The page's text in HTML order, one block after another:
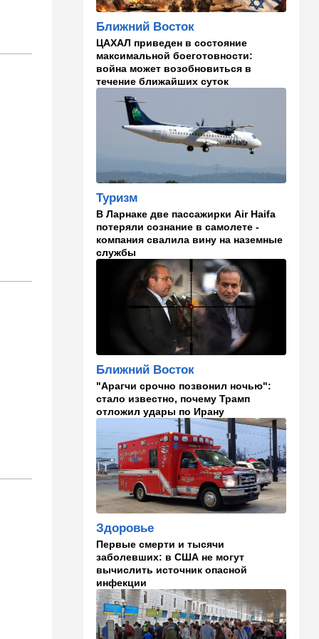
палестинскими строят
"новую модель ООН"
14:55 Израиль
В Израиле опасаются атак
дронов изнутри страны
В мире
WSJ: загнанный в угол Путин
может испытать НАТО на
14:10 В мире
Заложники Сеуты: почему
марокканские подростки не
могут вернуться домой
14:09 Мнения
Несколько минут между
воем сирены и ударом
В мире
Полное затмение — не для
Израиля: куда ехать за
12:40 В мире
Этна разбушевалась:
Сицилия закрыла один из
аэропортов. ВИДЕО
12:30 В мире
Российский след? В
Германии предотвратили
покушение на
производителя дронов для
Украины
11:45 Израиль
Террорист "Нухбы",
участвовавший в резне 7
октября, работал в Газе
водителем грузовика
гумпомощи
Ближний Восток
ЦАХАЛ приведен в состояние
максимальной боеготовности:
война может возобновиться в
течение ближайших суток
Туризм
В Ларнаке две пассажирки Air Haifa
потеряли сознание в самолете -
компания свалила вину на наземные
службы
Ближний Восток
"Арагчи срочно позвонил ночью":
стало известно, почему Трамп
отложил удары по Ирану
Здоровье
Первые смерти и тысячи
заболевших: в США не могут
вычислить источник опасной
инфекции